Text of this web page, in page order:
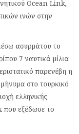
Ocean Link,
ινών στην
ασυρμάτου το
7 ναυτικά μίλια
παρενέβη η
στο τουρκικό
ελληνικής
που εξέδωσε το